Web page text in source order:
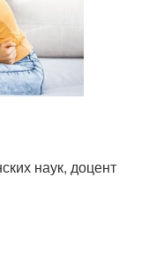
наук, доцент